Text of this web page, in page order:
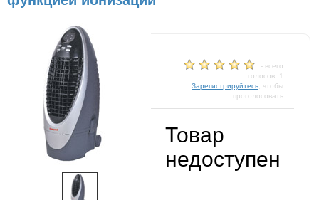
- всего
голосов: 1
Зарегистрируйтесь , чтобы
проголосовать
Товар
недоступен